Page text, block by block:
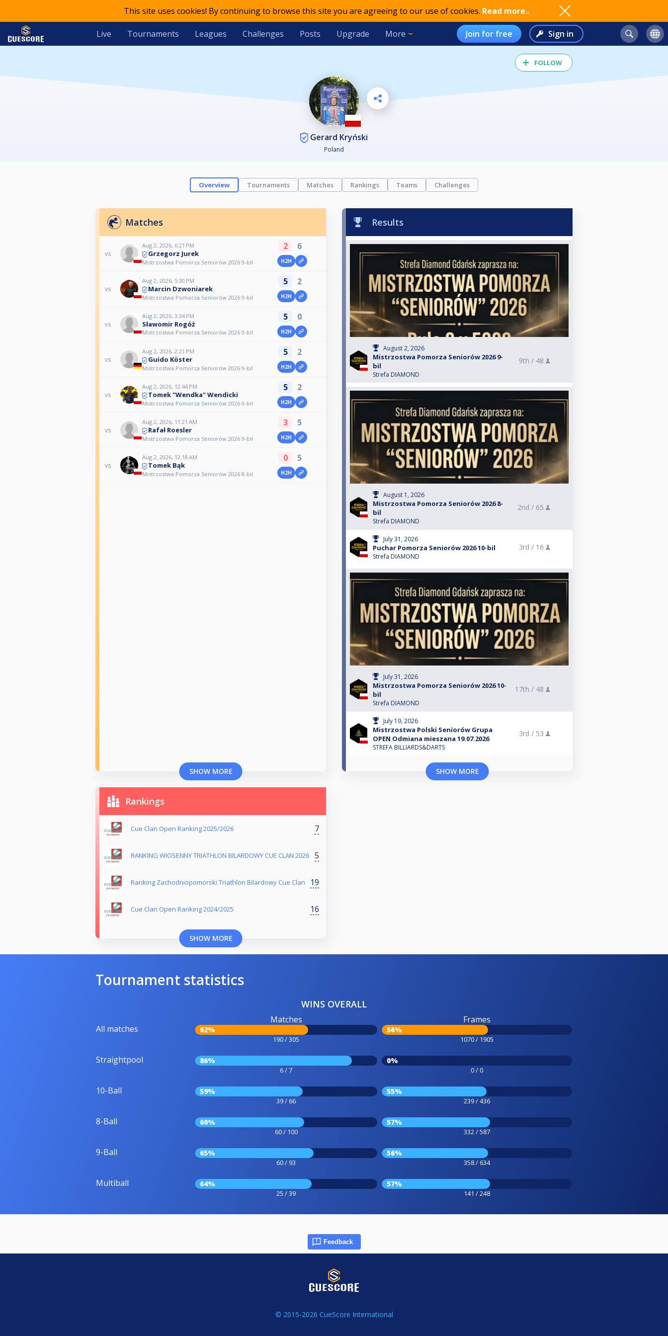
This site uses cookies! By continuing to browse this site you are agreeing to our use of cookies. Read more..
Live Tournaments Leagues Challenges Posts Upgrade More Join for free Sign in
FOLLOW
Gerard Kryński
Poland
Overview Tournaments Matches Rankings Teams Challenges
Matches
vs
Aug 2, 2026, 6:21 PM
Grzegorz Jurek
Mistrzostwa Pomorza Seniorów 2026 9-bil
2 6
H2H
vs
Aug 2, 2026, 5:30 PM
Marcin Dzwoniarek
Mistrzostwa Pomorza Seniorów 2026 9-bil
5 2
H2H
vs
Aug 2, 2026, 3:34 PM
Sławomir Rogóż
Mistrzostwa Pomorza Seniorów 2026 9-bil
5 0
H2H
vs
Aug 2, 2026, 2:21 PM
Guido Köster
Mistrzostwa Pomorza Seniorów 2026 9-bil
5 2
H2H
vs
Aug 2, 2026, 12:44 PM
Tomek "Wendka" Wendicki
Mistrzostwa Pomorza Seniorów 2026 9-bil
5 2
H2H
vs
Aug 2, 2026, 11:21 AM
Rafał Roesler
Mistrzostwa Pomorza Seniorów 2026 9-bil
3 5
H2H
vs
Aug 2, 2026, 12:18 AM
Tomek Bąk
Mistrzostwa Pomorza Seniorów 2026 8-bil
0 5
H2H
SHOW MORE
Results
August 2, 2026
Mistrzostwa Pomorza Seniorów 2026 9-
bil
Strefa DIAMOND
9th / 48
August 1, 2026
Mistrzostwa Pomorza Seniorów 2026 8-
bil
Strefa DIAMOND
2nd / 65
July 31, 2026
Puchar Pomorza Seniorów 2026 10-bil
Strefa DIAMOND
3rd / 16
July 31, 2026
Mistrzostwa Pomorza Seniorów 2026 10-
bil
Strefa DIAMOND
17th / 48
July 19, 2026
Mistrzostwa Polski Seniorów Grupa
OPEN Odmiana mieszana 19.07.2026
STREFA BILLIARDS&DARTS
3rd / 53
SHOW MORE
Rankings
Cue Clan Open Ranking 2025/2026 7
RANKING WIOSENNY TRIATHLON BILARDOWY CUE CLAN 2026 5
Ranking Zachodniopomorski Triathlon Bilardowy Cue Clan 19
Cue Clan Open Ranking 2024/2025 16
SHOW MORE
Tournament statistics
WINS OVERALL
All matches
Matches
62%
190 / 305
Frames
56%
1070 / 1905
Straightpool 86%
6 / 7
0%
0 / 0
10-Ball 59%
39 / 66
55%
239 / 436
8-Ball 60%
60 / 100
57%
332 / 587
9-Ball 65%
60 / 93
56%
358 / 634
Multiball 64%
25 / 39
57%
141 / 248
Feedback
© 2015-2026 CueScore International